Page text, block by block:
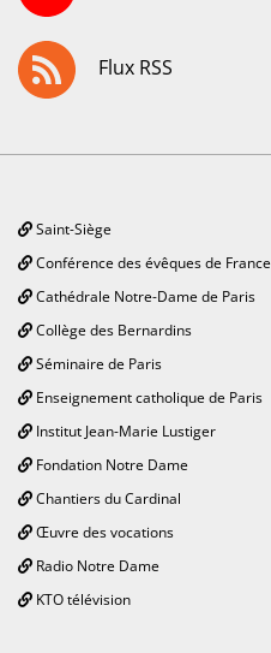
Flux RSS
Saint-Siège
Conférence des évêques de France
Cathédrale Notre-Dame de Paris
Collège des Bernardins
Séminaire de Paris
Enseignement catholique de Paris
Institut Jean-Marie Lustiger
Fondation Notre Dame
Chantiers du Cardinal
Œuvre des vocations
Radio Notre Dame
KTO télévision